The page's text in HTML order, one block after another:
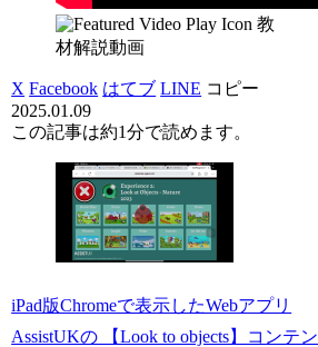
教
材解説動画
X Facebook はてブ LINE コピー
2025.01.09
この記事は約1分で読めます。
iPad版Chromeで表示したWebアプリ
AssistUKの 【Look to objects】コンテン